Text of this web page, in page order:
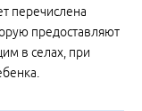
перечислена
предоставляют
в селах, при